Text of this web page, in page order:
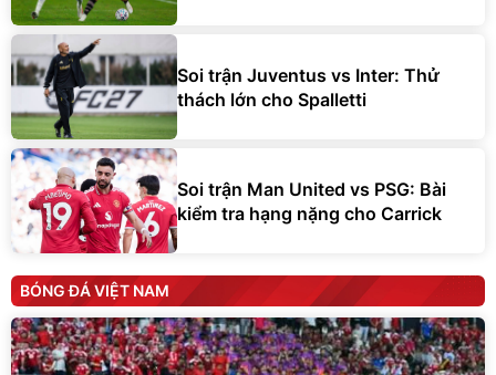
Soi trận Juventus vs Inter: Thử
thách lớn cho Spalletti
Soi trận Man United vs PSG: Bài
kiểm tra hạng nặng cho Carrick
BÓNG ĐÁ VIỆT NAM